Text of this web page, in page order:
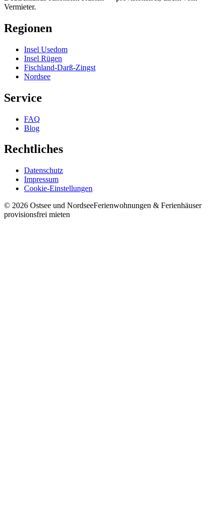
Vermieter.
Regionen
Insel Usedom
Insel Rügen
Fischland-Darß-Zingst
Nordsee
Service
FAQ
Blog
Rechtliches
Datenschutz
Impressum
Cookie-Einstellungen
© 2026 Ostsee und NordseeFerienwohnungen & Ferienhäuser
provisionsfrei mieten